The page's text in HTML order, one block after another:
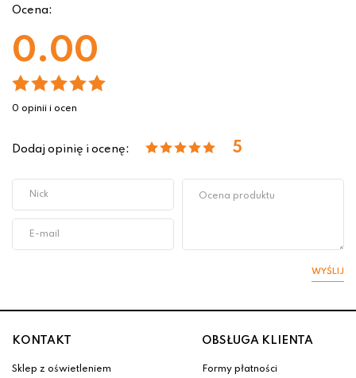
Ocena:
0.00
0 opinii i ocen
Dodaj opinię i ocenę: 5
WYŚLIJ
KONTAKT
Sklep z oświetleniem
OBSŁUGA KLIENTA
Formy płatności